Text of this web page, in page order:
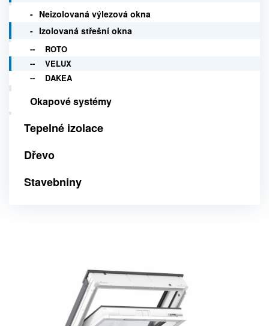
Neizolovaná výlezová okna
Izolovaná střešní okna
ROTO
VELUX
DAKEA
Okapové systémy
Tepelné izolace
Dřevo
Stavebniny